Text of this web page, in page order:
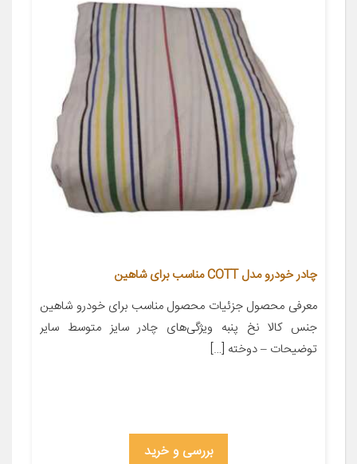
چادر خودرو مدل COTT مناسب برای شاهین
معرفی محصول جزئیات محصول مناسب برای خودرو شاهین
جنس کالا نخ پنبه ویژگی‌های چادر سایز متوسط سایر
توضیحات – دوخته […]
بررسی و خرید